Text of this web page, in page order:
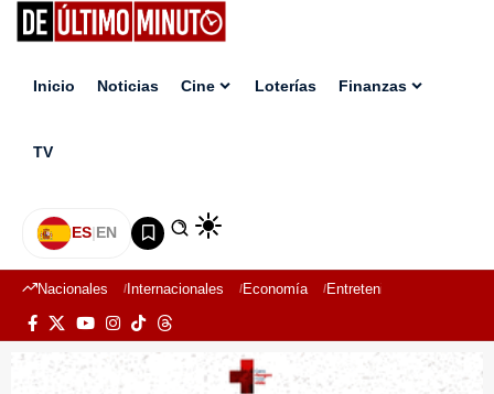
Inicio Noticias Cine Loterías Finanzas
TV
ES|EN
Nacionales Internacionales Economía Entretenimiento